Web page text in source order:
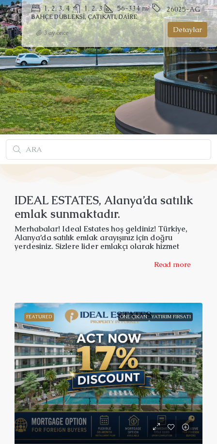
1, 2, 3, 4 1, 2, 3 56-334 m² 26025-AG
BAHÇE DUBLEKSI, ÇATIKATI, DAIRE
Detaylar
3 ay önce
IDEAL ESTATES, Alanya’da satılık
emlak sunmaktadır.
Merhabalar! Ideal Estates hoş geldiniz! Türkiye,
Alanya’da satılık emlak arayışınız için doğru
yerdesiniz. Sizlere lider emlakçı olarak hizmet
ettiğiniz için teşekkür ederiz!
Alanya’da satılık olan evler, daireler ve emlakları
araştırabileceğiniz kapsamlı bir portföye sahibiz.
Web sitemizde popüler Alanya bölgeleri
listelenmektedir. Eğer ilgilendiğiniz bir bölgeyi
listede bulamazsanız, lütfen kendi araştırmanızı
yapın ya da bize ulaşarak yardım isteyin. Sizin için
en uygun mülkü bulmanıza yardımcı olmak için
buradayız.
Ayrıca, e-posta bildirimleri talep ederek,
belirlediğiniz kriterlere uygun bir mülk
listelendiğinde size bildirim gönderebiliriz. Bu
şekilde, Alanya’da istediğiniz niteliklere sahip bir
mülkün piyasaya çıktığını hemen öğrenebilirsiniz.
Read more
FEATURED ÖNE ÇIKAN YATIRIM FIRSATI